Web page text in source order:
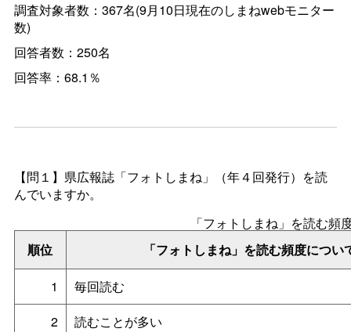
調査対象者数：367名(9月10日現在のしまねwebモニター
数)
回答者数：250名
回答率：68.1％
【問１】 県広報誌「フォトしまね」（年４回発行）を読
んでいますか。
順位 「フォトしまね」を読む頻度につい
「フォトしまね」を読む頻
1
毎回読む
2
読むことが多い